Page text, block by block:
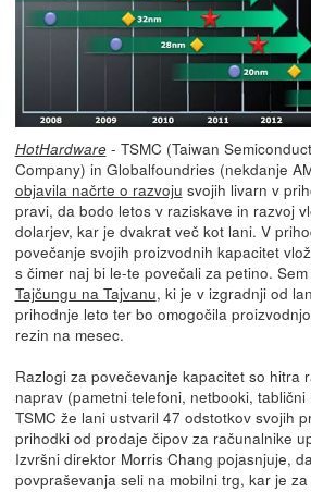
HotHardware- TSMC (Taiwan
Company) in Globalfoundries (nekdanje
objavila načrte o razvoju svojih livarn v
pravi, da bodo letos v raziskave in razvoj
dolarjev, kar je dvakrat več kot lani. V
povečanje svojih proizvodnih kapacitet
s čimer naj bi le-te povečali za petino.
Tajčungu na Tajvanu, ki je v izgradnji od
prihodnje leto ter bo omogočila
rezin na mesec.
Razlogi za povečevanje kapacitet so hitra
naprav (pametni telefoni, netbooki,
TSMC že lani ustvaril 47 odstotkov svojih
prihodki od prodaje čipov za računalnike
Izvršni direktor Morris Chang pojasnjuje,
povpraševanja seli na mobilni trg, kar je